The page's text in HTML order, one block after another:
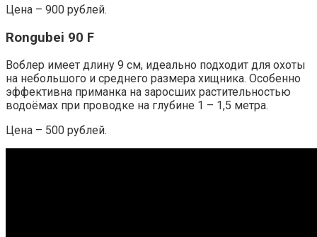
Цена – 900 рублей.
Rongubei 90 F
Воблер имеет длину 9 см, идеально подходит для охоты
на небольшого и среднего размера хищника. Особенно
эффективна приманка на заросших растительностью
водоёмах при проводке на глубине 1 – 1,5 метра.
Цена – 500 рублей.